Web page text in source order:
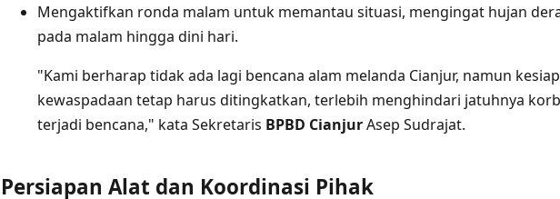
Mengaktifkan ronda malam untuk memantau situasi, mengingat hujan
pada malam hingga dini hari.
"Kami berharap tidak ada lagi bencana alam melanda Cianjur, namun
kewaspadaan tetap harus ditingkatkan, terlebih menghindari jatuhnya
terjadi bencana," kata Sekretaris BPBD CianjurAsep Sudrajat.
Persiapan Alat dan Koordinasi Pihak